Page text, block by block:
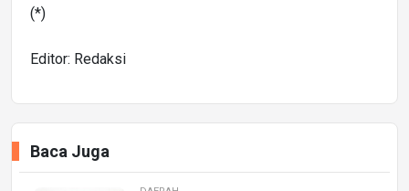
(*)
Editor: Redaksi
Baca Juga